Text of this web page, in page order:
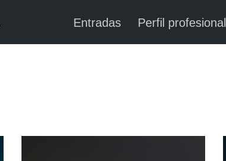
Entradas Perfil profesional